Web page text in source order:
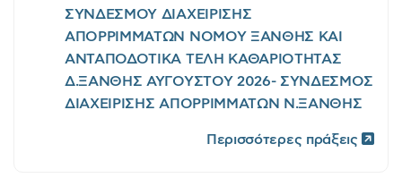
ΣΥΝΔΕΣΜΟΥ ΔΙΑΧΕΙΡΙΣΗΣ
ΑΠΟΡΡΙΜΜΑΤΩΝ ΝΟΜΟΥ ΞΑΝΘΗΣ ΚΑΙ
ΑΝΤΑΠΟΔΟΤΙΚΑ ΤΕΛΗ ΚΑΘΑΡΙΟΤΗΤΑΣ
Δ.ΞΑΝΘΗΣ ΑΥΓΟΥΣΤΟΥ 2026- ΣΥΝΔΕΣΜΟΣ
ΔΙΑΧΕΙΡΙΣΗΣ ΑΠΟΡΡΙΜΜΑΤΩΝ Ν.ΞΑΝΘΗΣ
Περισσότερες πράξεις